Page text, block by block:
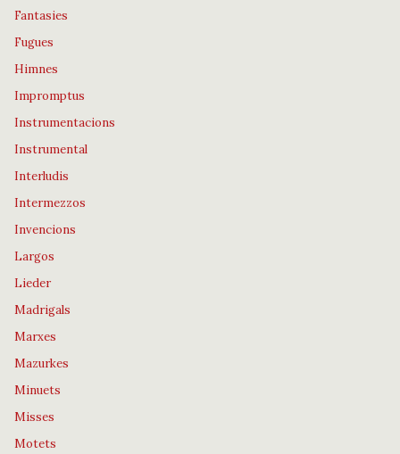
Fantasies
Fugues
Himnes
Impromptus
Instrumentacions
Instrumental
Interludis
Intermezzos
Invencions
Largos
Lieder
Madrigals
Marxes
Mazurkes
Minuets
Misses
Motets